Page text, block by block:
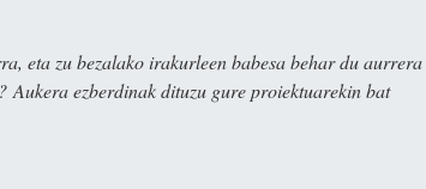
eta zu bezalako irakurleen babesa behar du aurrera
Aukera ezberdinak dituzu gure proiektuarekin bat